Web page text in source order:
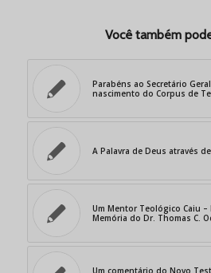
Você também
Parabéns ao Secretário
nascimento do Corpus de
A Palavra de Deus através
Um Mentor Teológico Caiu –
Memória do Dr. Thomas C.
Um comentário do Novo